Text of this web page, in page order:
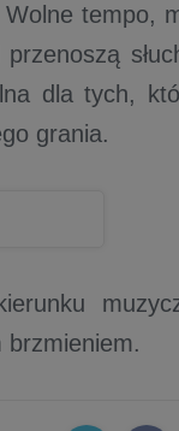
tempo,
dla tych,
grania.
brzmieniem.